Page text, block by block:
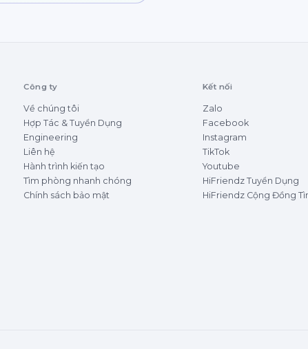
Công ty
Về chúng tôi
Hợp Tác & Tuyển Dụng
Engineering
Liên hệ
Hành trình kiến tạo
Tìm phòng nhanh chóng
Chính sách bảo mật
Kết nối
Zalo
Facebook
Instagram
TikTok
Youtube
HiFriendz Tuyển Dụng
HiFriendz Cộng Đồng